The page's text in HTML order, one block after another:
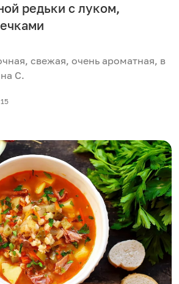
редьки с луком,
свежая, очень ароматная, в
С.
15